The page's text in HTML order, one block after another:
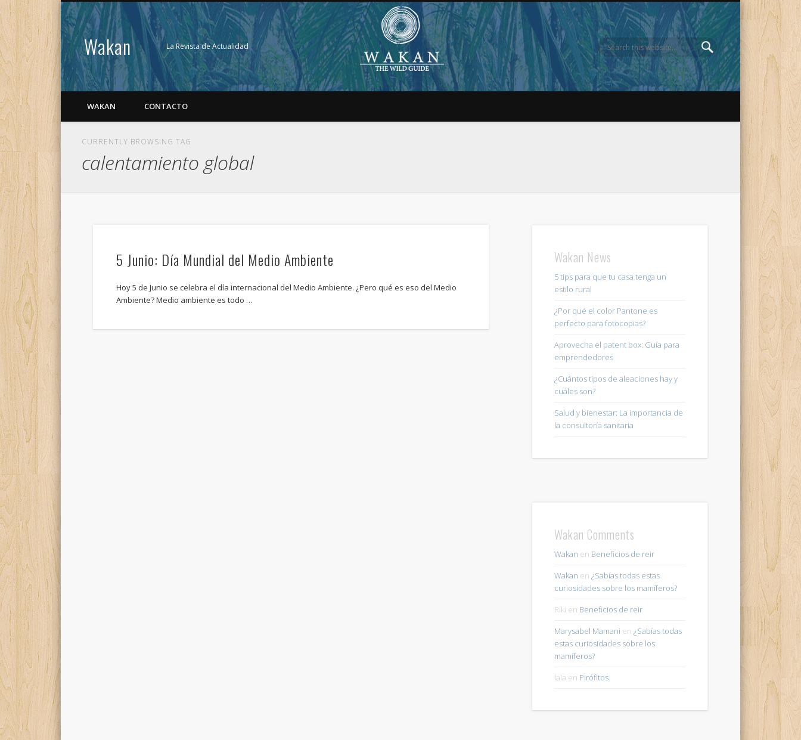
Wakan La Revista de Actualidad
WAKAN CONTACTO
CURRENTLY BROWSING TAG
calentamiento global
5 Junio: Día Mundial del Medio Ambiente
Hoy 5 de Junio se celebra el día internacional del Medio Ambiente. ¿Pero qué es eso del Medio
Ambiente? Medio ambiente es todo …
Wakan News
5 tips para que tu casa tenga un
estilo rural
¿Por qué el color Pantone es
perfecto para fotocopias?
Aprovecha el patent box: Guía para
emprendedores
¿Cuántos tipos de aleaciones hay y
cuáles son?
Salud y bienestar: La importancia de
la consultoría sanitaria
Wakan Comments
Wakan en Beneficios de reir
Wakan en ¿Sabías todas estas
curiosidades sobre los mamíferos?
Riki en Beneficios de reir
Marysabel Mamani en ¿Sabías todas
estas curiosidades sobre los
mamíferos?
lala en Pirófitos